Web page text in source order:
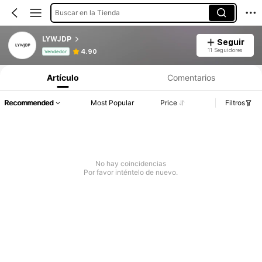
Buscar en la Tienda
LYWJDP
Vendedor 4.90
Seguir
11 Seguidores
Artículo Comentarios
Recommended Most Popular Price Filtros
No hay coincidencias
Por favor inténtelo de nuevo.